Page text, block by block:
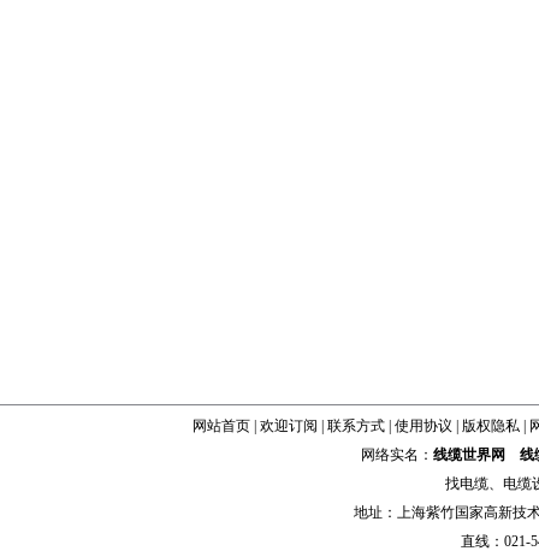
网站首页| 欢迎订阅 联系方式| 使用协议 版权隐私|
网络实名： 线缆世界网
线
找电缆、 电缆
地址：上海紫竹国家高新技
直线：021-